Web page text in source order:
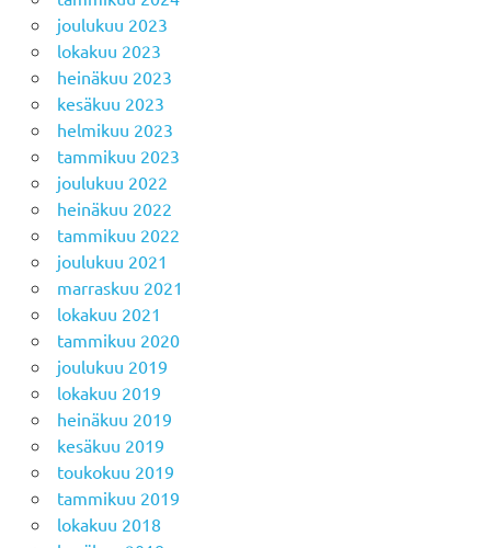
joulukuu 2023
lokakuu 2023
heinäkuu 2023
kesäkuu 2023
helmikuu 2023
tammikuu 2023
joulukuu 2022
heinäkuu 2022
tammikuu 2022
joulukuu 2021
marraskuu 2021
lokakuu 2021
tammikuu 2020
joulukuu 2019
lokakuu 2019
heinäkuu 2019
kesäkuu 2019
toukokuu 2019
tammikuu 2019
lokakuu 2018